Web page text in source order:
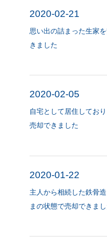
2020-02-21
思い出の詰まった生家
きました
2020-02-05
自宅として居住してお
売却できました
2020-01-22
主人から相続した鉄骨
まの状態で売却できま